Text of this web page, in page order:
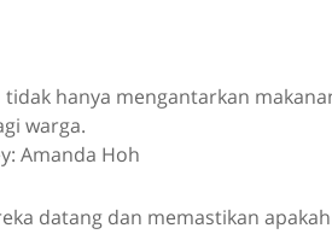
tidak hanya mengantarkan
warga.
Amanda Hoh
datang dan memastikan